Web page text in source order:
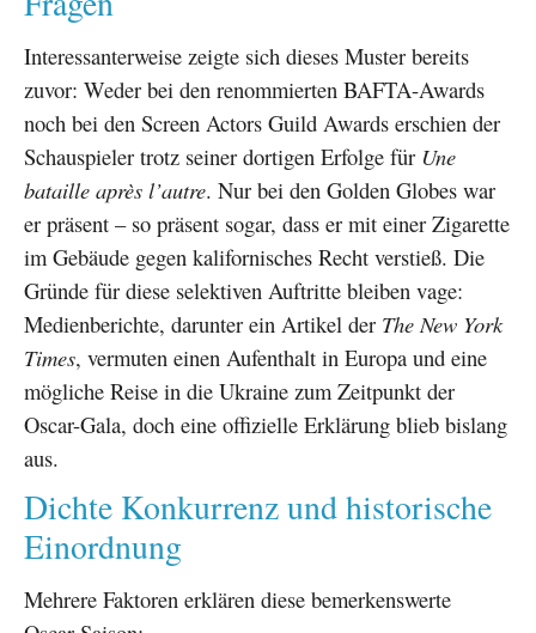
Interessanterweise zeigte sich dieses Muster bereits
zuvor: Weder bei den renommierten BAFTA-Awards
noch bei den Screen Actors Guild Awards erschien der
Schauspieler trotz seiner dortigen Erfolge für Une
bataille après l’autre. Nur bei den Golden Globes war
er präsent – so präsent sogar, dass er mit einer Zigarette
im Gebäude gegen kalifornisches Recht verstieß. Die
Gründe für diese selektiven Auftritte bleiben vage:
Medienberichte, darunter ein Artikel der The New York
Times, vermuten einen Aufenthalt in Europa und eine
mögliche Reise in die Ukraine zum Zeitpunkt der
Oscar-Gala, doch eine offizielle Erklärung blieb bislang
aus.
Dichte Konkurrenz und historische
Einordnung
Mehrere Faktoren erklären diese bemerkenswerte